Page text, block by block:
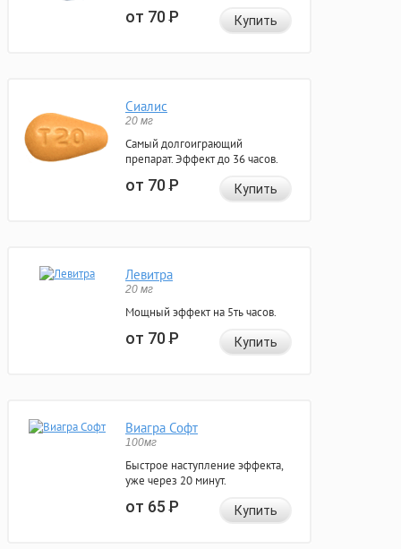
от 70Р Купить
Сиалис
20 мг
Самый долгоиграющий
препарат. Эффект до 36 часов.
от 70Р Купить
Левитра
20 мг
Мощный эффект на 5ть часов.
от 70Р Купить
Виагра Софт
100мг
Быстрое наступление эффекта,
уже через 20 минут.
от 65Р Купить